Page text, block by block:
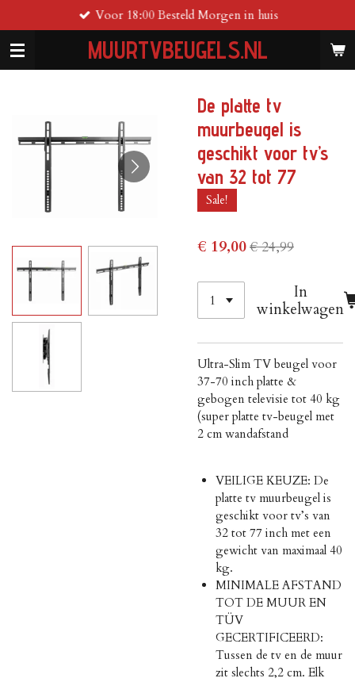
direct
naar
de
MUURTVBEUGELS.NL
Voor 18:00 Besteld Morgen in huis
De platte tv
muurbeugel is
geschikt voor tv’s
van 32 tot 77
Sale!
€ 19,00€ 24,99
In
winkelwagen
Ultra-Slim TV beugel voor
37-70 inch platte &
gebogen televisie tot 40 kg
(super platte tv-beugel met
2 cm wandafstand
VEILIGE KEUZE: De
platte tv muurbeugel is
geschikt voor tv’s van
32 tot 77 inch met een
gewicht van maximaal 40
kg.
MINIMALE AFSTAND
TOT DE MUUR EN
TÜV
GECERTIFICEERD:
Tussen de tv en de muur
zit slechts 2,2 cm. Elk